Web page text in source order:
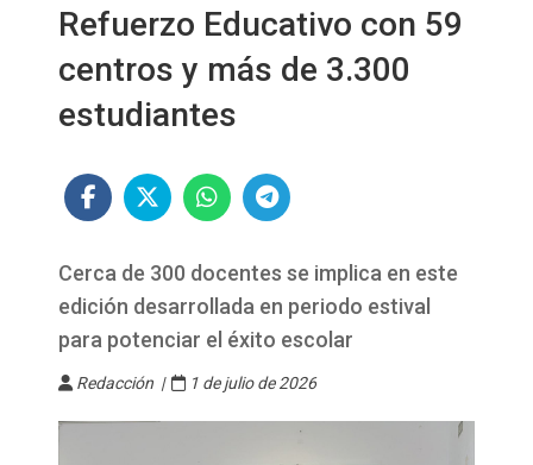
Refuerzo Educativo con 59
centros y más de 3.300
estudiantes
Cerca de 300 docentes se implica en este
edición desarrollada en periodo estival
para potenciar el éxito escolar
Redacción | 1 de julio de 2026